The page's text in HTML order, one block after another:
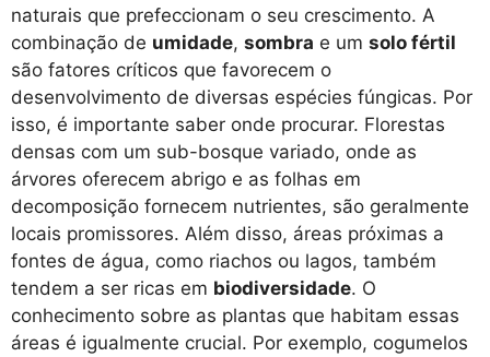
naturais que prefeccionam o seu crescimento. A
combinação de umidade, sombra e um solo fértil
são fatores críticos que favorecem o
desenvolvimento de diversas espécies fúngicas. Por
isso, é importante saber onde procurar. Florestas
densas com um sub-bosque variado, onde as
árvores oferecem abrigo e as folhas em
decomposição fornecem nutrientes, são geralmente
locais promissores. Além disso, áreas próximas a
fontes de água, como riachos ou lagos, também
tendem a ser ricas em biodiversidade. O
conhecimento sobre as plantas que habitam essas
áreas é igualmente crucial. Por exemplo, cogumelos